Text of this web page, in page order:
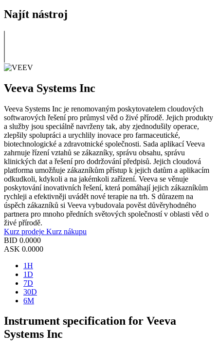
Najít nástroj
Veeva Systems Inc
Veeva Systems Inc je renomovaným poskytovatelem cloudových
softwarových řešení pro průmysl věd o živé přírodě. Jejich produkty
a služby jsou speciálně navrženy tak, aby zjednodušily operace,
zlepšily spolupráci a urychlily inovace pro farmaceutické,
biotechnologické a zdravotnické společnosti. Sada aplikací Veeva
zahrnuje řízení vztahů se zákazníky, správu obsahu, správu
klinických dat a řešení pro dodržování předpisů. Jejich cloudová
platforma umožňuje zákazníkům přístup k jejich datům a aplikacím
odkudkoli, kdykoli a na jakémkoli zařízení. Veeva se věnuje
poskytování inovativních řešení, která pomáhají jejich zákazníkům
rychleji a efektivněji uvádět nové terapie na trh. S důrazem na
úspěch zákazníků si Veeva vybudovala pověst důvěryhodného
partnera pro mnoho předních světových společností v oblasti věd o
živé přírodě.
Kurz prodeje Kurz nákupu
BID 0.0000
ASK 0.0000
1H
1D
7D
30D
6M
Instrument specification for Veeva
Systems Inc